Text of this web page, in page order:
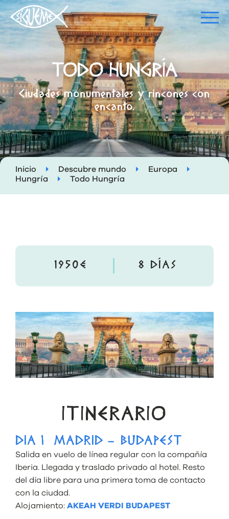
TODO HUNGRÍA
Ciudades monumentales y rincones con
encanto.
Inicio Descubre mundo
Europa
Hungría
Todo Hungría
1950€ 8 DÍAS
ITINERARIO
DIA 1 MADRID – BUDAPEST
Salida en vuelo de línea regular con la compañía
Iberia. Llegada y traslado privado al hotel. Resto
del día libre para una primera toma de contacto
con la ciudad.
Alojamiento: AKEAH VERDI BUDAPEST